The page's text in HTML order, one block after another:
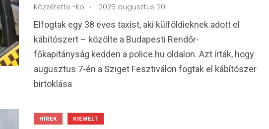
Közzétette -ko . 2025 augusztus 20
Elfogtak egy 38 éves taxist, aki külföldieknek adott el
kábítószert – közölte a Budapesti Rendőr-
főkapitányság kedden a police.hu oldalon. Azt írták, hogy
augusztus 7-én a Sziget Fesztiválon fogtak el kábítószer
birtoklása
HÍREK KIEMELT